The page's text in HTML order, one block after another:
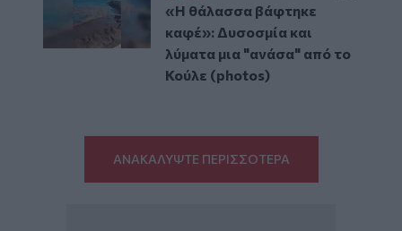
«Η θάλασσα βάφτηκε
καφέ»: Δυσοσμία και
λύματα μια "ανάσα" από το
Κούλε (photos)
ΑΝΑΚΑΛΥΨΤΕ ΠΕΡΙΣΣΟΤΕΡΑ